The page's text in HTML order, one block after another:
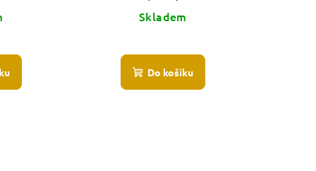
cena:
Skladem
Do košíku